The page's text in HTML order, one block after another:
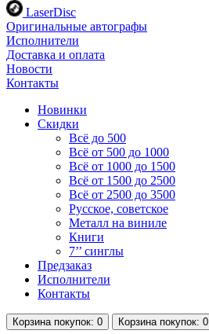
LaserDisc
Оригинальные автографы
Исполнители
Доставка и оплата
Новости
Контакты
Новинки
Скидки
Всё до 500
Всё от 500 до 1000
Всё от 1000 до 1500
Всё от 1500 до 2500
Всё от 2500 до 3500
Русское, советское
Металл на виниле
Книги
7’’ синглы
Предзаказ
Исполнители
Контакты
Корзина покупок: 0 Корзина покупок: 0